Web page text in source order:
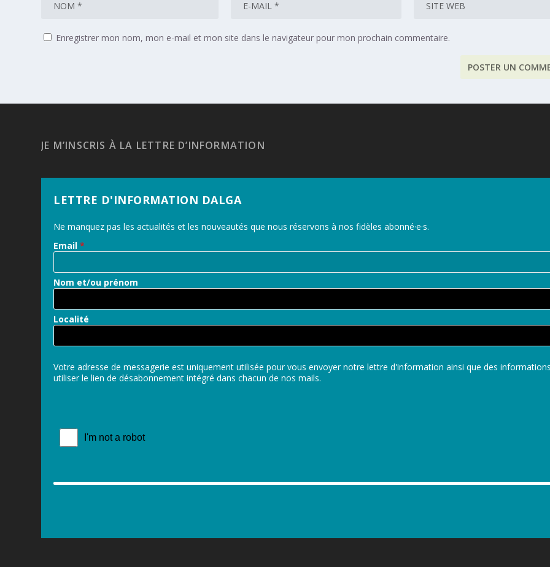
Enregistrer mon nom, mon e-mail et mon site dans le navigateur pour mon prochain commentaire.
JE M’INSCRIS À LA LETTRE D’INFORMATION
LETTRE D'INFORMATION DALGA
Ne manquez pas les actualités et les nouveautés que nous réservons à nos fidèles abonné·e·s.
Email *
Nom et/ou prénom
Localité
Votre adresse de messagerie est uniquement utilisée pour vous envoyer notre lettre d'information ainsi que des
utiliser le lien de désabonnement intégré dans chacun de nos mails.